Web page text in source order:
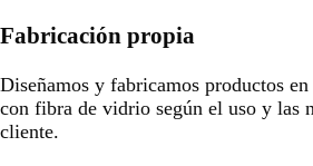
Fabricación propia
Diseñamos y fabricamos productos
con fibra de vidrio según el uso y las
cliente.